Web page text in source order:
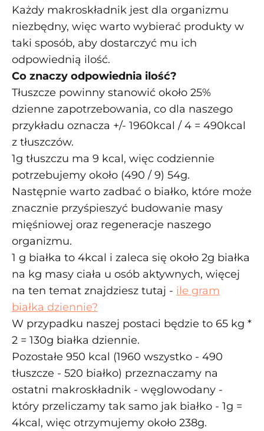
Każdy makroskładnik jest dla organizmu
niezbędny, więc warto wybierać produkty w
taki sposób, aby dostarczyć mu ich
odpowiednią ilość.
Co znaczy odpowiednia ilość?
Tłuszcze powinny stanowić około 25%
dzienne zapotrzebowania, co dla naszego
przykładu oznacza +/- 1960kcal / 4 = 490kcal
z tłuszczów.
1g tłuszczu ma 9 kcal, więc codziennie
potrzebujemy około (490 / 9) 54g.
Następnie warto zadbać o białko, które może
znacznie przyśpieszyć budowanie masy
mięśniowej oraz regeneracje naszego
organizmu.
1 g białka to 4kcal i zaleca się około 2g białka
na kg masy ciała u osób aktywnych, więcej
na ten temat znajdziesz tutaj - ile gram
białka dziennie?
W przypadku naszej postaci będzie to 65 kg *
2 = 130g białka dziennie.
Pozostałe 950 kcal (1960 wszystko - 490
tłuszcze - 520 białko) przeznaczamy na
ostatni makroskładnik - węglowodany -
który przeliczamy tak samo jak białko - 1g =
4kcal, więc otrzymujemy około 238g.